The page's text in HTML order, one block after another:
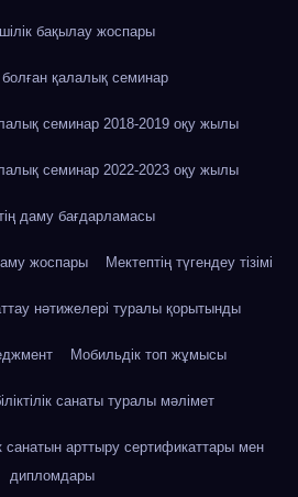
бақылау жоспары
қалалық семинар
семинар 2018-2019 оқу жылы
семинар 2022-2023 оқу жылы
даму бағдарламасы
жоспары Мектептің түгендеу тізімі
нәтижелері туралы қорытынды
Мобильдік топ жұмысы
санаты туралы мәлімет
санатын арттыру сертификаттары мен
дипломдары